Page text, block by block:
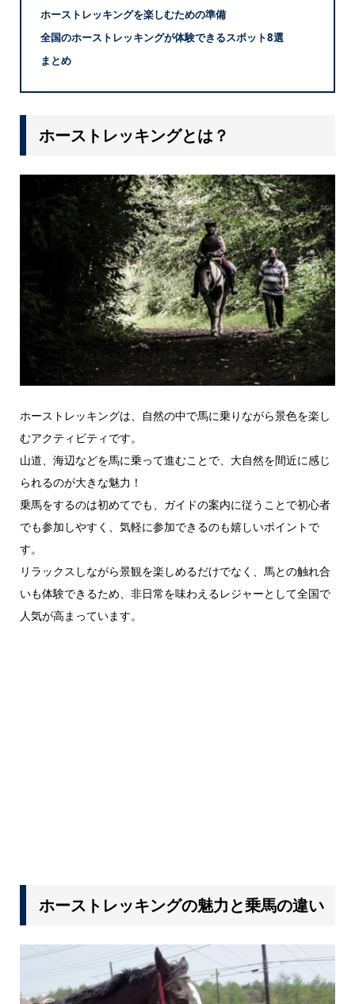
ホーストレッキングを楽しむための準備
全国のホーストレッキングが体験できるスポット8選
まとめ
ホーストレッキングとは？
ホーストレッキングは、自然の中で馬に乗りながら景色を楽し
むアクティビティです。
山道、海辺などを馬に乗って進むことで、大自然を間近に感じ
られるのが大きな魅力！
乗馬をするのは初めてでも、ガイドの案内に従うことで初心者
でも参加しやすく、気軽に参加できるのも嬉しいポイントで
す。
リラックスしながら景観を楽しめるだけでなく、馬との触れ合
いも体験できるため、非日常を味わえるレジャーとして全国で
人気が高まっています。
ホーストレッキングの魅力と乗馬の違い